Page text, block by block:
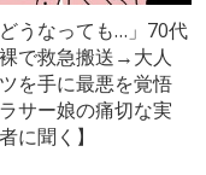
どうなっても…」70代
で救急搬送→大人
を手に最悪を覚悟
サー娘の痛切な実
に聞く】